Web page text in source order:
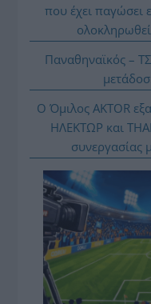
που έχει παγώσει
Παναθηναϊκός –
Ο Όμιλος AKTOR
ΗΛΕΚΤΩΡ και